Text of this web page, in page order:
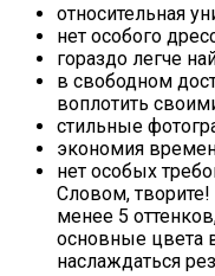
относительная
нет особого
гораздо легче
в свободном
воплотить
стильные
экономия
нет особых
Словом,
менее 5
основные цвета
наслаждаться